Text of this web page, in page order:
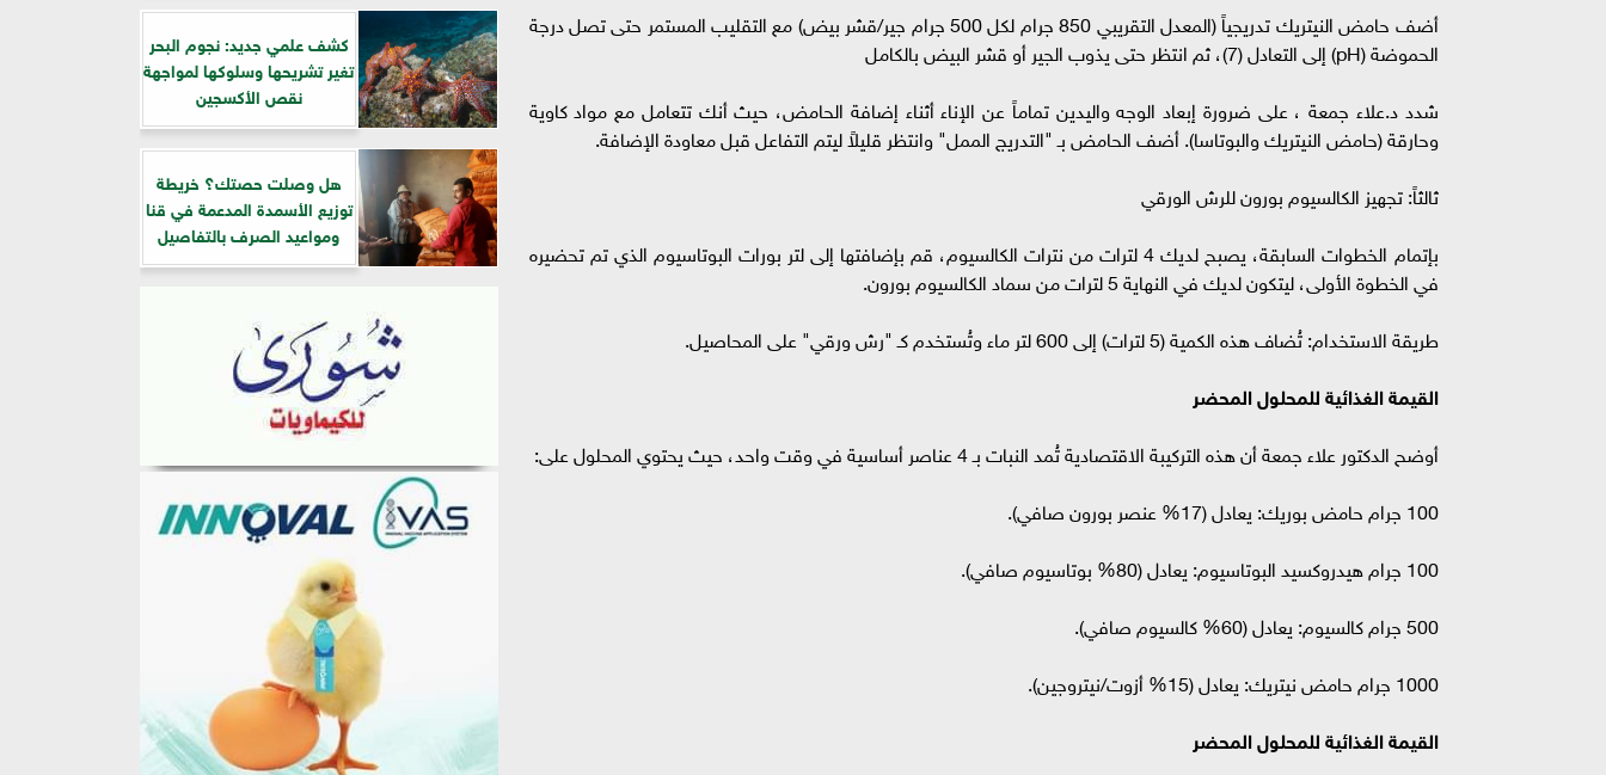
أضف حامض النيتريك تدريجياً (المعدل التقريبي 850 جرام لكل 500 جرام جير/قشر بيض) مع التقليب المستمر حتى تصل درجة
الحموضة (pH) إلى التعادل (7)، ثم انتظر حتى يذوب الجير أو قشر البيض بالكامل
شدد د.علاء جمعة ، على ضرورة إبعاد الوجه واليدين تماماً عن الإناء أثناء إضافة الحامض، حيث أنك تتعامل مع مواد كاوية
وحارقة (حامض النيتريك والبوتاسا). أضف الحامض بـ "التدريج الممل" وانتظر قليلاً ليتم التفاعل قبل معاودة الإضافة.
ثالثاً: تجهيز الكالسيوم بورون للرش الورقي
بإتمام الخطوات السابقة، يصبح لديك 4 لترات من نترات الكالسيوم، قم بإضافتها إلى لتر بورات البوتاسيوم الذي تم تحضيره
في الخطوة الأولى، ليتكون لديك في النهاية 5 لترات من سماد الكالسيوم بورون.
طريقة الاستخدام: تُضاف هذه الكمية (5 لترات) إلى 600 لتر ماء وتُستخدم كـ "رش ورقي" على المحاصيل.
القيمة الغذائية للمحلول المحضر
أوضح الدكتور علاء جمعة أن هذه التركيبة الاقتصادية تُمد النبات بـ 4 عناصر أساسية في وقت واحد، حيث يحتوي المحلول على:
100 جرام حامض بوريك: يعادل (17% عنصر بورون صافي).
100 جرام هيدروكسيد البوتاسيوم: يعادل (80% بوتاسيوم صافي).
500 جرام كالسيوم: يعادل (60% كالسيوم صافي).
1000 جرام حامض نيتريك: يعادل (15% أزوت/نيتروجين).
القيمة الغذائية للمحلول المحضر
كشف علمي جديد: نجوم البحر
تغير تشريحها وسلوكها لمواجهة
نقص الأكسجين
هل وصلت حصتك؟ خريطة
توزيع الأسمدة المدعمة في قنا
ومواعيد الصرف بالتفاصيل